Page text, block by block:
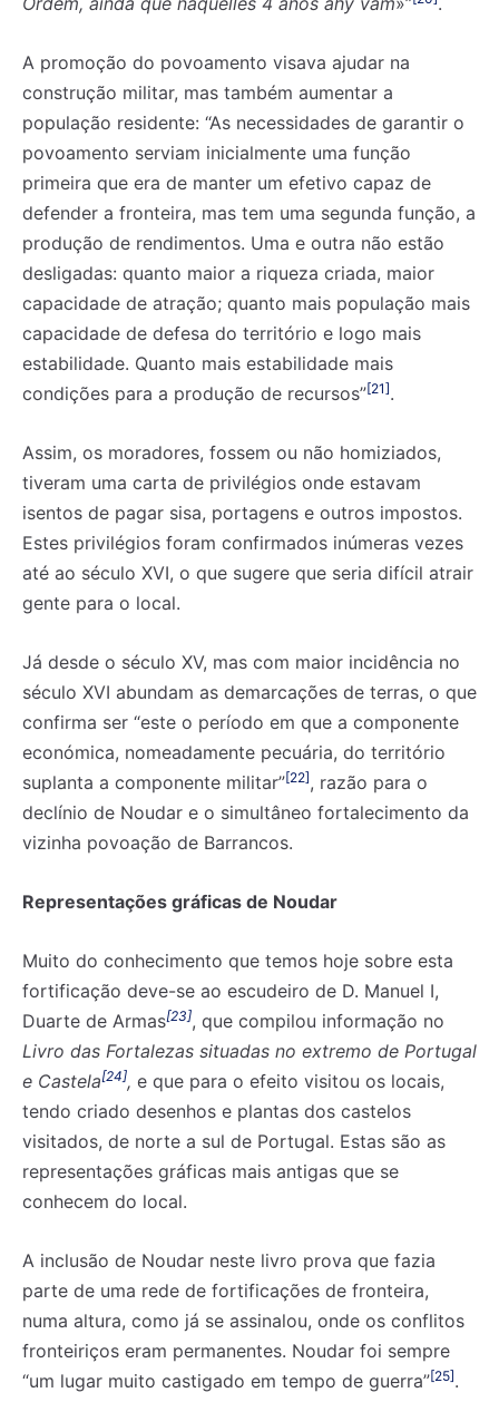
A promoção do povoamento visava ajudar na
construção militar, mas também aumentar a
população residente: “As necessidades de garantir o
povoamento serviam inicialmente uma função
primeira que era de manter um efetivo capaz de
defender a fronteira, mas tem uma segunda função, a
produção de rendimentos. Uma e outra não estão
desligadas: quanto maior a riqueza criada, maior
capacidade de atração; quanto mais população mais
capacidade de defesa do território e logo mais
estabilidade. Quanto mais estabilidade mais
condições para a produção de recursos”[21].
Assim, os moradores, fossem ou não homiziados,
tiveram uma carta de privilégios onde estavam
isentos de pagar sisa, portagens e outros impostos.
Estes privilégios foram confirmados inúmeras vezes
até ao século XVI, o que sugere que seria difícil atrair
gente para o local.
Já desde o século XV, mas com maior incidência no
século XVI abundam as demarcações de terras, o que
confirma ser “este o período em que a componente
económica, nomeadamente pecuária, do território
suplanta a componente militar”[22], razão para o
declínio de Noudar e o simultâneo fortalecimento da
vizinha povoação de Barrancos.
Representações gráficas de Noudar
Muito do conhecimento que temos hoje sobre esta
fortificação deve-se ao escudeiro de D. Manuel I,
Duarte de Armas[23], que compilou informação no
Livro das Fortalezas situadas no extremo de Portugal
e Castela[24], e que para o efeito visitou os locais,
tendo criado desenhos e plantas dos castelos
visitados, de norte a sul de Portugal. Estas são as
representações gráficas mais antigas que se
conhecem do local.
A inclusão de Noudar neste livro prova que fazia
parte de uma rede de fortificações de fronteira,
numa altura, como já se assinalou, onde os conflitos
fronteiriços eram permanentes. Noudar foi sempre
“um lugar muito castigado em tempo de guerra”[25].